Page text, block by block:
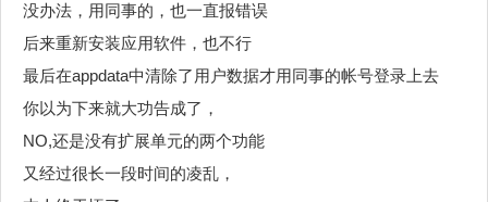
没办法，用同事的，也一直报错误
后来重新安装应用软件，也不行
最后在appdata中清除了用户数据才用同事的帐号登录上去
你以为下来就大功告成了，
NO,还是没有扩展单元的两个功能
又经过很长一段时间的凌乱，